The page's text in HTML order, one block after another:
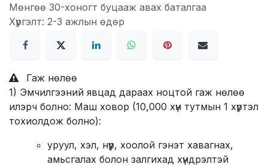
Мөнгөө 30-хоногт буцааж авах баталгаа
Хүргэлт: 2-3 ажлын өдөр
Гаж нөлөө
1) Эмчилгээний явцад дараах ноцтой гаж нөлөө
илэрч болно: Маш ховор (10,000 хүн тутмын 1 хүртэл
тохиолдож болно):
уруул, хэл, нүүр, хоолой гэнэт хавагнах,
амьсгалах болон залгихад хүндрэлтэй